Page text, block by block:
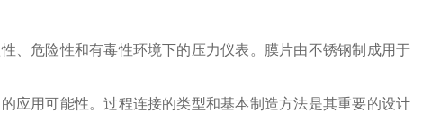
、危险性和有毒性环境下的压力仪表。膜片由不锈钢制成用于
应用可能性。过程连接的类型和基本制造方法是其重要的设计